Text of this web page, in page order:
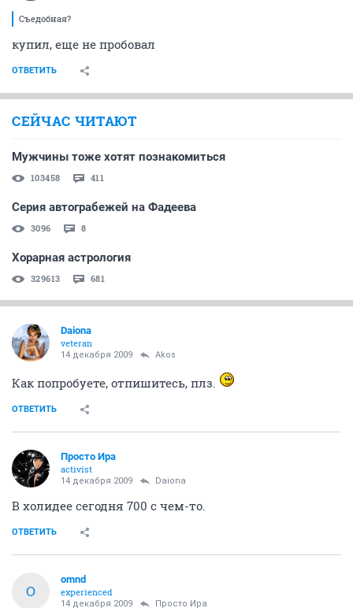
Съедобная?
купил, еще не пробовал
ОТВЕТИТЬ
СЕЙЧАС ЧИТАЮТ
Мужчины тоже хотят познакомиться
103458 411
Серия автограбежей на Фадеева
3096 8
Хорарная астрология
329613 681
Daiona
veteran
14 декабря 2009 Akos
Как попробуете, отпишитесь, плз.
ОТВЕТИТЬ
Просто Ира
activist
14 декабря 2009 Daiona
В холидее сегодня 700 с чем-то.
ОТВЕТИТЬ
O
omnd
experienced
14 декабря 2009 Просто Ира